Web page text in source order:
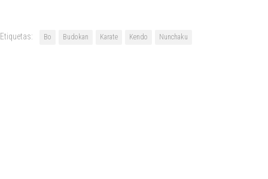
Etiquetas: Bo Budokan Karate Kendo Nunchaku